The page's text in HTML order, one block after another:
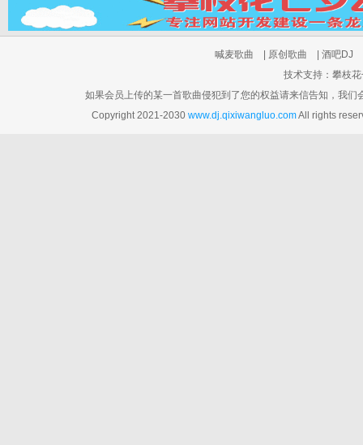
喊麦歌曲 原创歌曲 酒吧DJ
技术支持：攀枝
如果会员上传的某一首歌曲侵犯到了您的权益请来信告知，我
Copyright 2021-2030 www.dj.qixiwangluo.comAll rights